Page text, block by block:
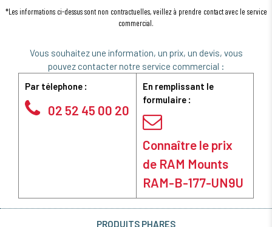
*Les informations ci-dessus sont non contractuelles, veillez à prendre contact avec le service
commercial.
Vous souhaitez une information, un prix, un devis, vous
pouvez contacter notre service commercial :
Par télephone :
02 52 45 00 20
En remplissant le
formulaire :
Connaître le prix
de RAM Mounts
RAM-B-177-UN9U
PRODUITS PHARES